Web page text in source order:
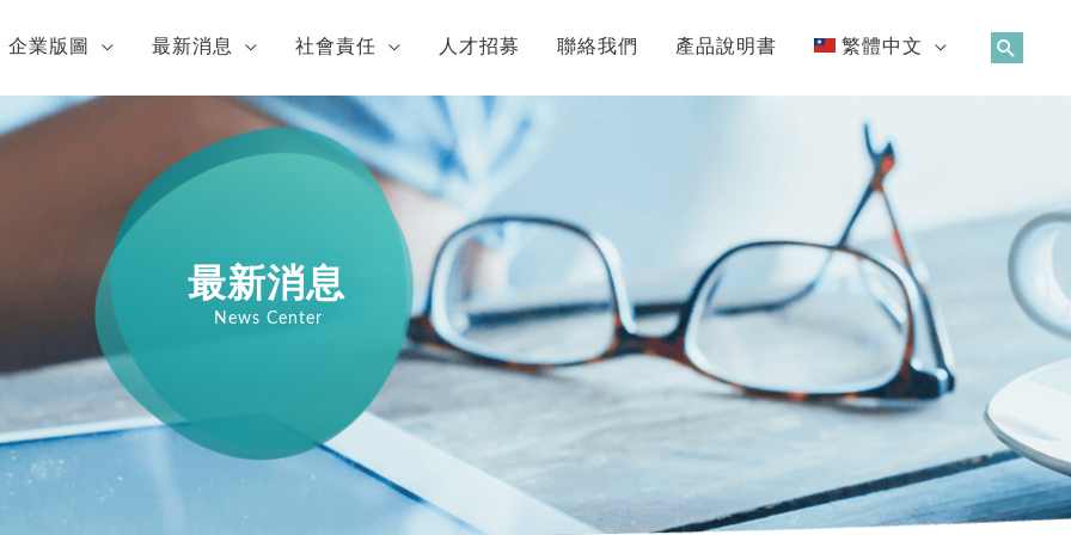
企業版圖 最新消息 社會責任 人才招募 聯絡我們 產品說明書 繁體中文
News Center
最新消息